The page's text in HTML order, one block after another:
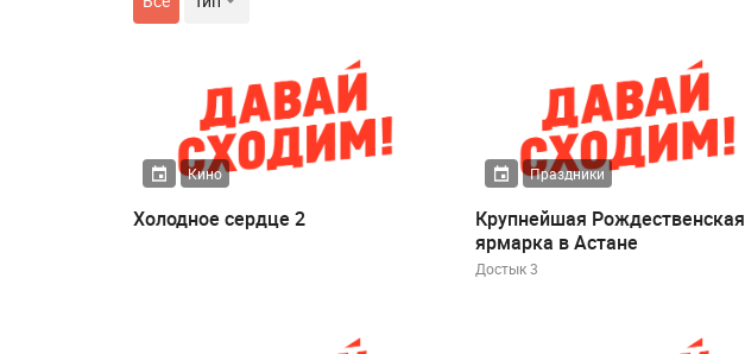
Кино
Холодное сердце 2
Праздники
Крупнейшая Рождественская
ярмарка в Астане
Достык 3